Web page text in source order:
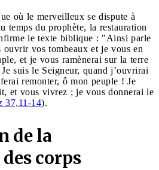
où le merveilleux se dispute à
temps du prophète, la restauration
le texte biblique : "Ainsi parle
vos tombeaux et je vous en
et je vous ramènerai sur la terre
suis le Seigneur, quand j’ouvrirai
remonter, ô mon peuple ! Je
et vous vivrez ; je vous donnerai le
37,11-14).
de la
corps